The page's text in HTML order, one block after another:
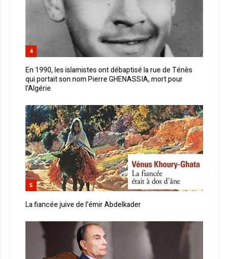
4
En 1990, les islamistes ont débaptisé la rue de Ténès
qui portait son nom Pierre GHENASSIA, mort pour
l'Algérie
5
La fiancée juive de l'émir Abdelkader